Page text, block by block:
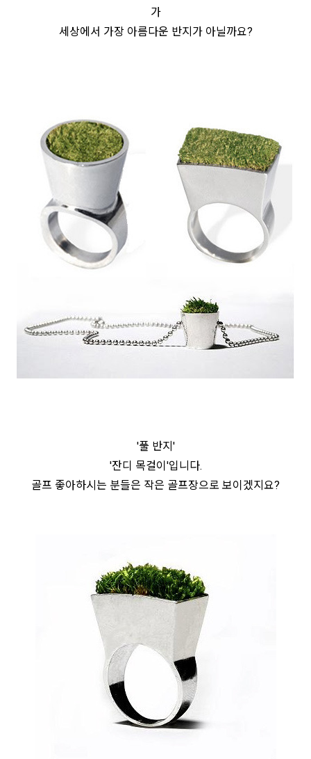
가
세상에서 가장 아름다운 반지가 아닐까요?
'풀 반지'
'잔디 목걸이'입니다.
골프 좋아하시는 분들은 작은 골프장으로 보이겠지요?